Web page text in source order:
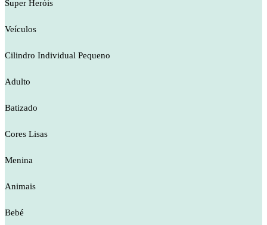
Super Heróis
Veículos
Cilindro Individual Pequeno
Adulto
Batizado
Cores Lisas
Menina
Animais
Bebé